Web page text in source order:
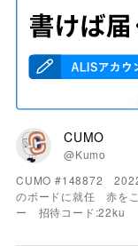
CUMO
@Kumo
CUMO #148872
のボードに就任 赤を
ー 招待コード:22ku